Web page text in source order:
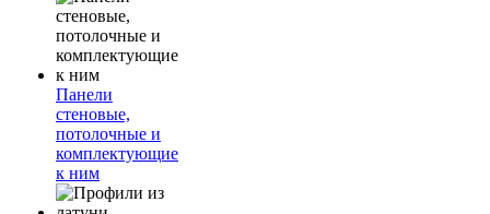
Панели
стеновые,
потолочные и
комплектующие
к ним